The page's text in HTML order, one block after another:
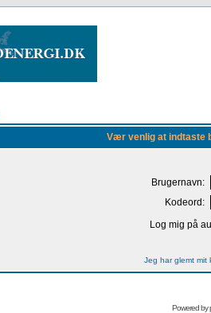
Vær venlig at indtaste
Brugernavn:
Kodeord:
Log mig på
Jeg har glemt mit
Powered by